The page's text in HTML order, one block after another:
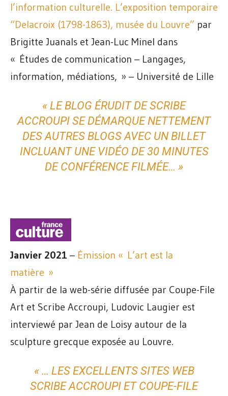
l’information culturelle. L’exposition temporaire
“Delacroix (1798-1863), musée du Louvre” par
Brigitte Juanals et Jean-Luc Minel dans
« Études de communication – Langages,
information, médiations, » – Université de Lille
« LE BLOG ÉRUDIT DE SCRIBE
ACCROUPI SE DÉMARQUE NETTEMENT
DES AUTRES BLOGS AVEC UN BILLET
INCLUANT UNE VIDÉO DE 30 MINUTES
DE CONFÉRENCE FILMÉE… »
Janvier 2021 – Émission « L’art est la
matière »
À partir de la web-série diffusée par Coupe-File
Art et Scribe Accroupi, Ludovic Laugier est
interviewé par Jean de Loisy autour de la
sculpture grecque exposée au Louvre.
« … LES EXCELLENTS SITES WEB
SCRIBE ACCROUPI ET COUPE-FILE